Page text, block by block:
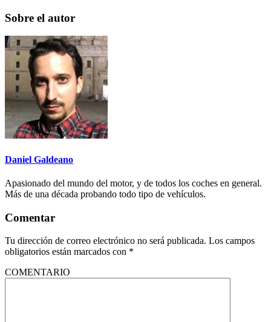
Sobre el autor
Daniel Galdeano
Apasionado del mundo del motor, y de todos los coches en general.
Más de una década probando todo tipo de vehículos.
Comentar
Tu dirección de correo electrónico no será publicada. Los campos
obligatorios están marcados con *
COMENTARIO